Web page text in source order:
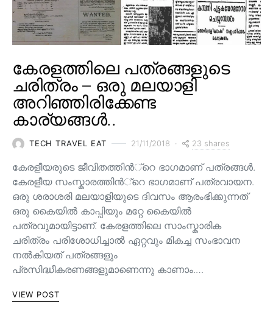
കേരളത്തിലെ പത്രങ്ങളുടെ
ചരിത്രം – ഒരു മലയാളി
അറിഞ്ഞിരിക്കേണ്ട
കാര്യങ്ങൾ..
TECH TRAVEL EAT 21/11/2018 23 shares
കേരളീയരുടെ ജീവിതത്തിന്‍്റെ ഭാഗമാണ് പത്രങ്ങള്‍.
കേരളീയ സംസ്കാരത്തിന്‍്റെ ഭാഗമാണ് പത്രവായന.
ഒരു ശരാശരി മലയാളിയുടെ ദിവസം ആരംഭിക്കുന്നത്
ഒരു കൈയില്‍ കാപ്പിയും മറ്റേ കൈയില്‍
പത്രവുമായിട്ടാണ്. കേരളത്തിലെ സാംസ്കാരിക
ചരിത്രം പരിശോധിച്ചാല്‍ ഏറ്റവും മികച്ച സംഭാവന
നല്‍കിയത് പത്രങ്ങളും
പ്രസിദ്ധീകരണങ്ങളുമാണെന്നു കാണാം.…
VIEW POST